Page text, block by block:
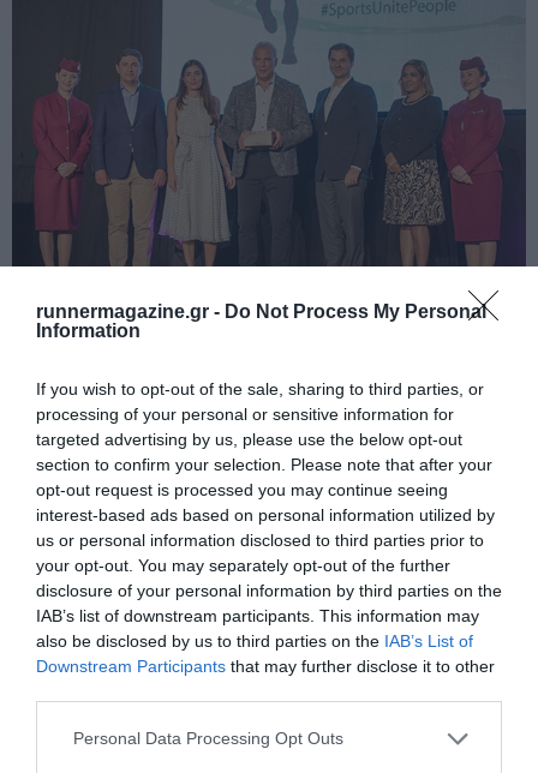
runnermagazine.gr - Do Not Process My Personal
Information
If you wish to opt-out of the sale, sharing to third parties, or
processing of your personal or sensitive information for
targeted advertising by us, please use the below opt-out
section to confirm your selection. Please note that after your
opt-out request is processed you may continue seeing
interest-based ads based on personal information utilized by
us or personal information disclosed to third parties prior to
your opt-out. You may separately opt-out of the further
disclosure of your personal information by third parties on the
IAB’s list of downstream participants. This information may
also be disclosed by us to third parties on the IAB’s List of
Downstream Participants that may further disclose it to other
Personal Data Processing Opt Outs
Από αριστερά: Υφυπουργός Πολιτισμού και Αθλητισμού κ.
Λευτέρης Αυγενάκης, κα. Κωστάντζα Σμπώκου
Κωνσταντακοπούλου εκ μέρους της ΤΕΜΕΣ, Νίκος
Γκάλης, Υπουργός Τουρισμού κ. Χάρης
Θεοχάρης, κα. Τερέζα Σίσελ Country Manager Greece &
Cyprus της Qatar Airways (photo by Elias Lefas)
Το βράδυ του Σαββάτου, ο επίσημος αερομεταφορέας της
διοργάνωσης, ηQatar Airways,καλωσόρισε τον κόσμο
στην ξεχωριστή βραδιά“A Night to Remember by Qatar
Airways”.Παρουσία τουΥπουργού Τουρισμού, κ. Χάρη